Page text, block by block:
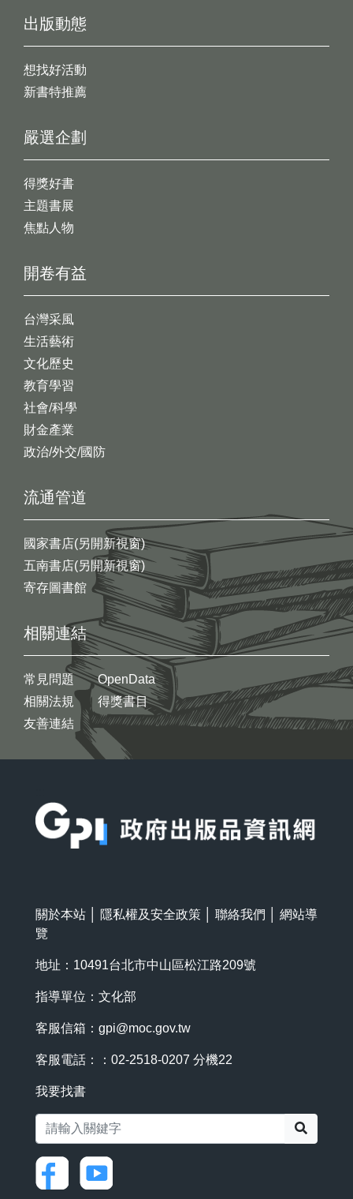
出版動態
想找好活動
新書特推薦
開卷有益
台灣采風
生活藝術
文化歷史
教育學習
社會/科學
財金產業
政治/外交/國防
嚴選企劃
得獎好書
主題書展
焦點人物
流通管道
國家書店(另開新視窗)
五南書店(另開新視窗)
寄存圖書館
相關連結
常見問題
相關法規
友善連結
OpenData
得獎書目
關於本站 隱私權及安全政策 聯絡我們
網站導
覽
地址：10491台北市中山區松江路209號
指導單位：文化部
客服信箱： gpi@moc.gov.tw
客服電話：：02-2518-0207 分機22
我要找書